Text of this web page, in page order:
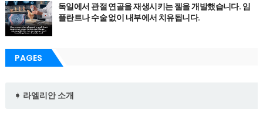
독일에서 관절 연골을 재생시키는 젤을 개발했습니다. 임
플란트나 수술 없이 내부에서 치유됩니다.
PAGES
➧ 라엘리안 소개